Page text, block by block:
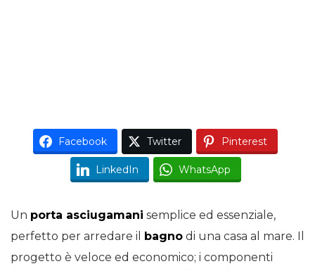
Facebook Twitter Pinterest
LinkedIn WhatsApp
Un porta asciugamani semplice ed essenziale,
perfetto per arredare il bagno di una casa al mare. Il
progetto è veloce ed economico; i componenti